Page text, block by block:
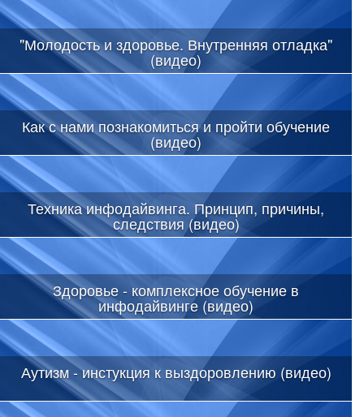
"Молодость и здоровье. Внутренняя отладка"
(видео)
Как с нами познакомиться и пройти обучение
(видео)
Техника инфодайвинга. Принцип, причины,
следствия (видео)
Здоровье - комплексное обучение в
инфодайвинге (видео)
Аутизм - инстукция к выздоровлению (видео)